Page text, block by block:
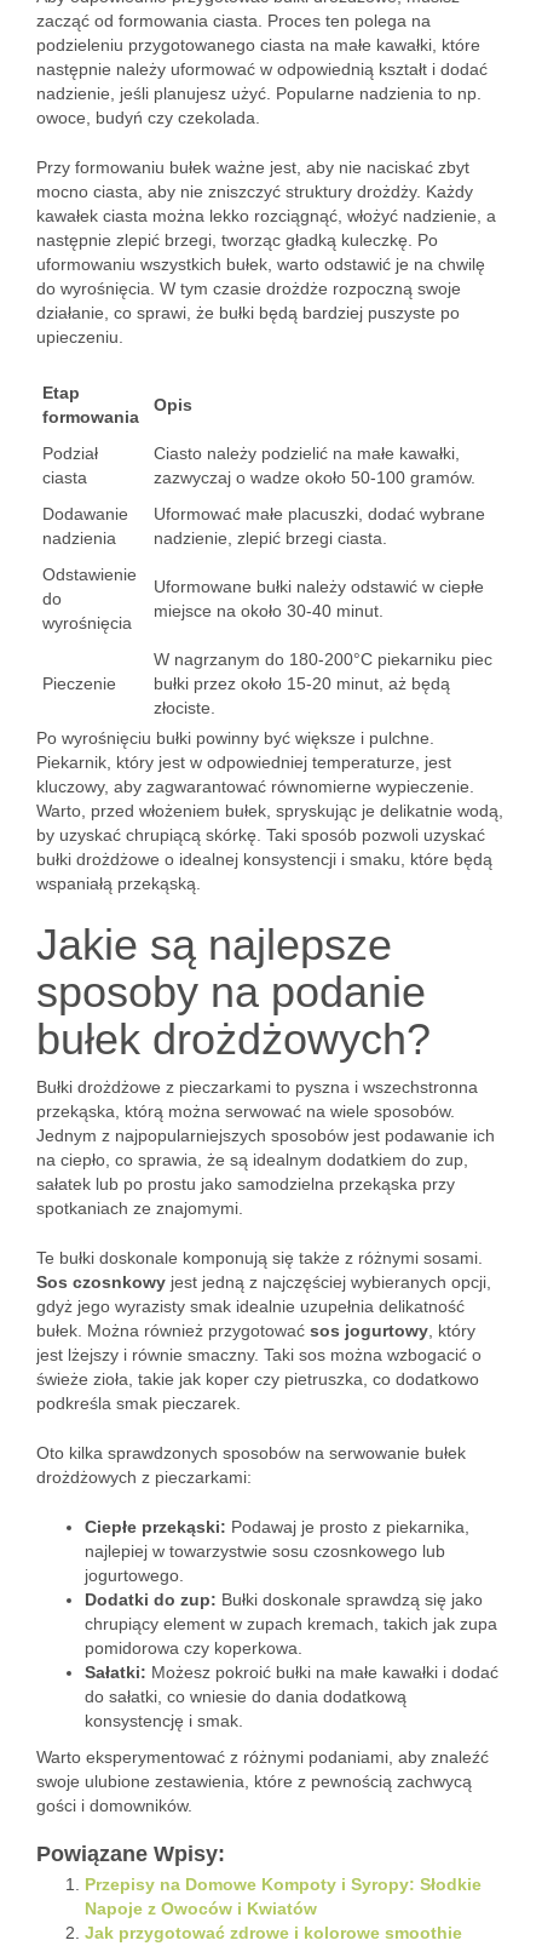
zacząć od formowania ciasta. Proces ten polega na
podzieleniu przygotowanego ciasta na małe kawałki, które
następnie należy uformować w odpowiednią kształt i dodać
nadzienie, jeśli planujesz użyć. Popularne nadzienia to np.
owoce, budyń czy czekolada.
Przy formowaniu bułek ważne jest, aby nie naciskać zbyt
mocno ciasta, aby nie zniszczyć struktury drożdży. Każdy
kawałek ciasta można lekko rozciągnąć, włożyć nadzienie, a
następnie zlepić brzegi, tworząc gładką kuleczkę. Po
uformowaniu wszystkich bułek, warto odstawić je na chwilę
do wyrośnięcia. W tym czasie drożdże rozpoczną swoje
działanie, co sprawi, że bułki będą bardziej puszyste po
upieczeniu.
Etap
formowania
Opis
Podział
ciasta
Ciasto należy podzielić na małe kawałki,
zazwyczaj o wadze około 50-100 gramów.
Dodawanie
nadzienia
Uformować małe placuszki, dodać wybrane
nadzienie, zlepić brzegi ciasta.
Odstawienie
do
wyrośnięcia
Uformowane bułki należy odstawić w ciepłe
miejsce na około 30-40 minut.
Pieczenie
W nagrzanym do 180-200°C piekarniku piec
bułki przez około 15-20 minut, aż będą
złociste.
Po wyrośnięciu bułki powinny być większe i pulchne.
Piekarnik, który jest w odpowiedniej temperaturze, jest
kluczowy, aby zagwarantować równomierne wypieczenie.
Warto, przed włożeniem bułek, spryskując je delikatnie wodą,
by uzyskać chrupiącą skórkę. Taki sposób pozwoli uzyskać
bułki drożdżowe o idealnej konsystencji i smaku, które będą
wspaniałą przekąską.
Jakie są najlepsze
sposoby na podanie
bułek drożdżowych?
Bułki drożdżowe z pieczarkami to pyszna i wszechstronna
przekąska, którą można serwować na wiele sposobów.
Jednym z najpopularniejszych sposobów jest podawanie ich
na ciepło, co sprawia, że są idealnym dodatkiem do zup,
sałatek lub po prostu jako samodzielna przekąska przy
spotkaniach ze znajomymi.
Te bułki doskonale komponują się także z różnymi sosami.
Sos czosnkowy jest jedną z najczęściej wybieranych opcji,
gdyż jego wyrazisty smak idealnie uzupełnia delikatność
bułek. Można również przygotować sos jogurtowy , który
jest lżejszy i równie smaczny. Taki sos można wzbogacić o
świeże zioła, takie jak koper czy pietruszka, co dodatkowo
podkreśla smak pieczarek.
Oto kilka sprawdzonych sposobów na serwowanie bułek
drożdżowych z pieczarkami:
Ciepłe przekąski: Podawaj je prosto z piekarnika,
najlepiej w towarzystwie sosu czosnkowego lub
jogurtowego.
Dodatki do zup: Bułki doskonale sprawdzą się jako
chrupiący element w zupach kremach, takich jak zupa
pomidorowa czy koperkowa.
Sałatki: Możesz pokroić bułki na małe kawałki i dodać
do sałatki, co wniesie do dania dodatkową
konsystencję i smak.
Warto eksperymentować z różnymi podaniami, aby znaleźć
swoje ulubione zestawienia, które z pewnością zachwycą
gości i domowników.
Powiązane Wpisy:
Przepisy na Domowe Kompoty i Syropy: Słodkie
Napoje z Owoców i Kwiatów
Jak przygotować zdrowe i kolorowe smoothie